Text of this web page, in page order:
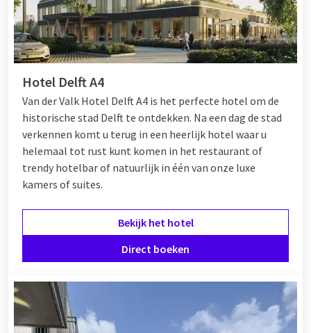
Hotel Delft A4
Van der Valk Hotel Delft A4 is het perfecte hotel om de
historische stad Delft te ontdekken. Na een dag de stad
verkennen komt u terug in een heerlijk hotel waar u
helemaal tot rust kunt komen in het restaurant of
trendy hotelbar of natuurlijk in één van onze luxe
kamers of suites.
Bekijk het hotel
Direct boeken